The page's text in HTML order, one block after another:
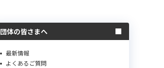
団体の皆さまへ
最新情報
よくあるご質問